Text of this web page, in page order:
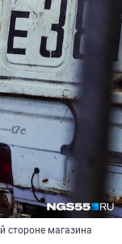
стороне магазина